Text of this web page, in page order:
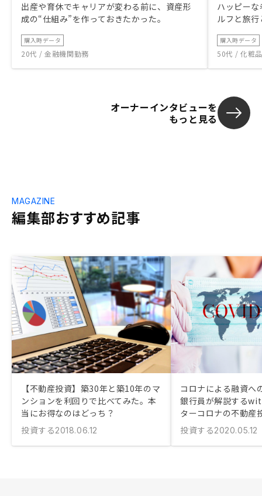
出産や育休でキャリアが変わる前に、資産形
成の“仕組み”を作っておきたかった。
購入時データ
20代 / 金融機関勤務
ハッピー
ルフと旅
購入時データ
50代 / 化粧
オーナーインタビューを
もっと見る
編集部おすすめ記事
MAGAZINE
【不動産投資】築30年と築10年のマ
ンションを利回りで比べてみた。本
当にお得なのはどっち？
投資する2018.06.12
コロナによる融資へ
銀行員が解説する
ターコロナの不動産
投資する2020.05.12